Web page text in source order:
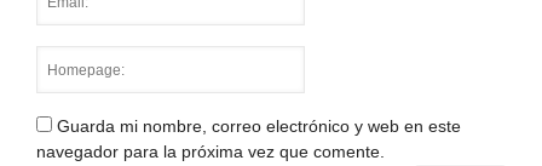
Guarda mi nombre, correo electrónico y web en este
navegador para la próxima vez que comente.